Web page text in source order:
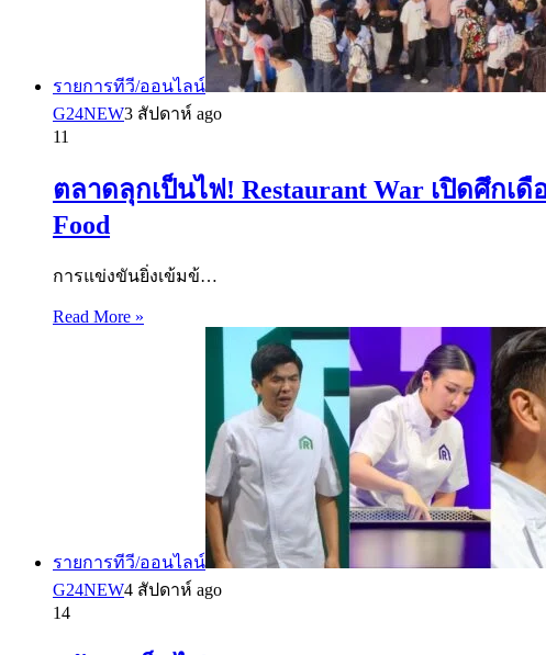
รายการทีวี/ออนไลน์
G24NEW3 สัปดาห์ ago
11
ตลาดลุกเป็นไฟ! Restaurant War เปิดศึก
Food
การแข่งขันยิ่งเข้มข้…
Read More »
รายการทีวี/ออนไลน์
G24NEW4 สัปดาห์ ago
14